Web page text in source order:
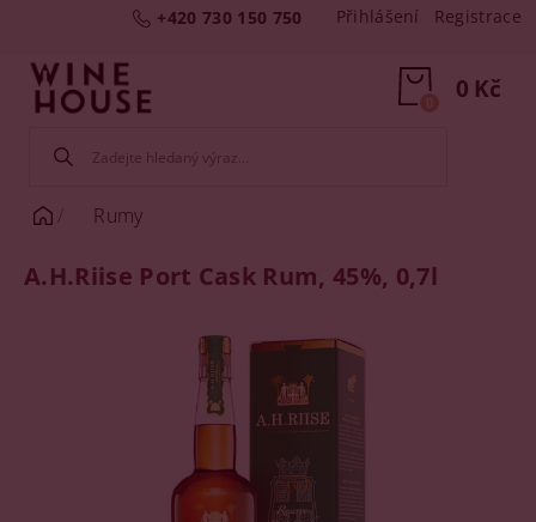
+420 730 150 750 Přihlášení Registrace
0 Kč
0
Rumy
A.H.Riise Port Cask Rum, 45%, 0,7l